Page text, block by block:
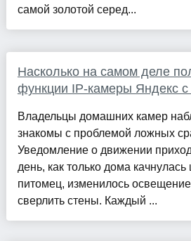
самой золотой серед...
Насколько на самом деле
функции IP-камеры Яндекс
Владельцы домашних камер
знакомы с проблемой ложных
Уведомление о движении
день, как только дома
питомец, изменилось
сверлить стены. Каждый ...